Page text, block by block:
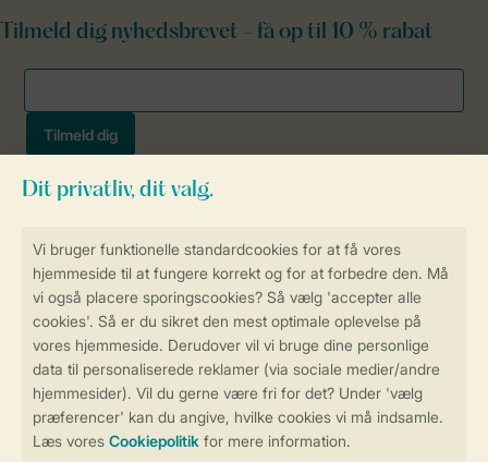
Få en personligt tilpasset oplevelse
på Landal.dk
Sikker datahåndtering
Sikker betaling
Tilmeld dig nyhedsbrevet - få op til 10 % rabat